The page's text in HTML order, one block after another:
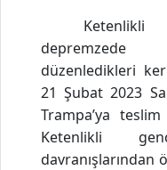
depremzede
düzenledikleri
21 Şubat 2023
Trampa’ya
Ketenlikli